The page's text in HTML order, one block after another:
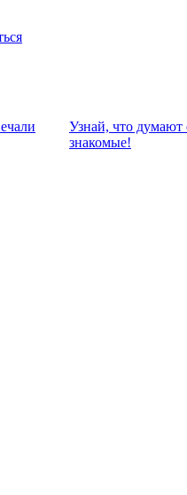
Узнай, что думают
знакомые!